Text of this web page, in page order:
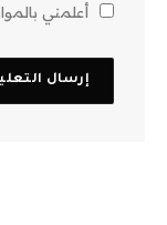
أعلمني